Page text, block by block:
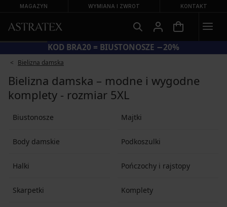
MAGAZYN WYMIANA I ZWROT KONTAKT
KOD BRA20 = BIUSTONOSZE −20%
Bielizna damska
Bielizna damska – modne i wygodne
komplety - rozmiar 5XL
Biustonosze Majtki
Body damskie Podkoszulki
Halki Pończochy i rajstopy
Skarpetki Komplety